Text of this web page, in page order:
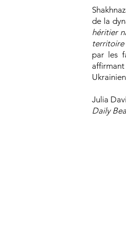
de la
héritier
territoire
par les
Julia
Daily